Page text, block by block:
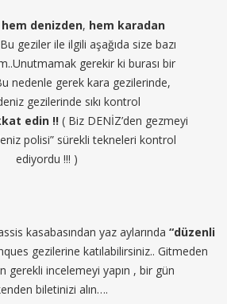
hem denizden, hem karadan
geziler ile ilgili aşağıda size bazı
gerekir ki burası bir
nedenle gerek kara gezilerinde,
gezilerinde sıkı kontrol
edin !! ( Biz DENİZ’den gezmeyi
polisi” sürekli tekneleri kontrol
ediyordu !!! )
kasabasından yaz aylarında“düzenli
gezilerine katılabilirsiniz.. Gitmeden
gerekli incelemeyi yapın , bir gün
biletinizi alın….